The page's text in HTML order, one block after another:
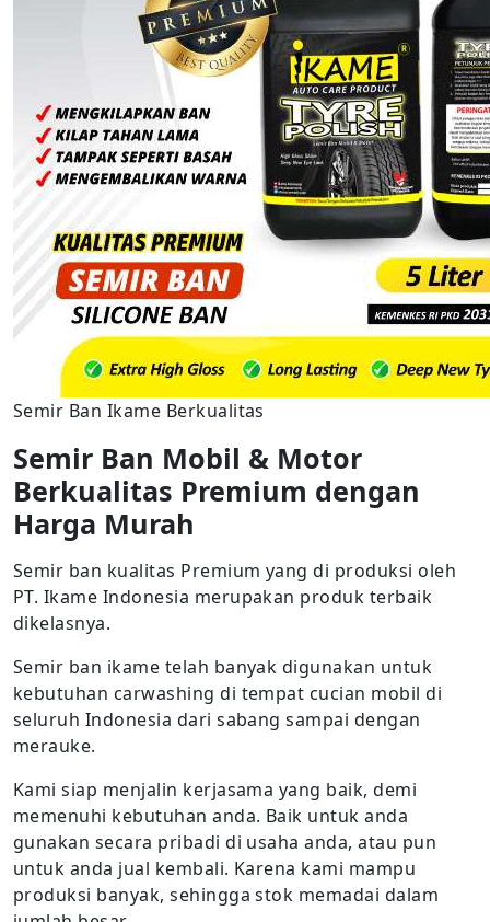
Semir Ban Ikame Berkualitas
Semir Ban Mobil & Motor
Berkualitas Premium dengan
Harga Murah
Semir ban kualitas Premium yang di produksi oleh
PT. Ikame Indonesia merupakan produk terbaik
dikelasnya.
Semir ban ikame telah banyak digunakan untuk
kebutuhan carwashing di tempat cucian mobil di
seluruh Indonesia dari sabang sampai dengan
merauke.
Kami siap menjalin kerjasama yang baik, demi
memenuhi kebutuhan anda. Baik untuk anda
gunakan secara pribadi di usaha anda, atau pun
untuk anda jual kembali. Karena kami mampu
produksi banyak, sehingga stok memadai dalam